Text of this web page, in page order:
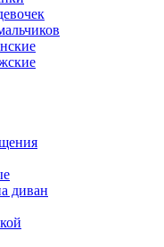
диван